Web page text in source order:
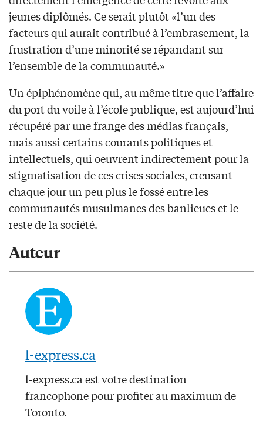
jeunes diplômés. Ce serait plutôt «l’un des
facteurs qui aurait contribué à l’embrasement, la
frustration d’une minorité se répandant sur
l’ensemble de la communauté.»
Un épiphénomène qui, au même titre que l’affaire
du port du voile à l’école publique, est aujourd’hui
récupéré par une frange des médias français,
mais aussi certains courants politiques et
intellectuels, qui oeuvrent indirectement pour la
stigmatisation de ces crises sociales, creusant
chaque jour un peu plus le fossé entre les
communautés musulmanes des banlieues et le
reste de la société.
Auteur
l-express.ca
l-express.ca est votre destination
francophone pour profiter au maximum de
Toronto.